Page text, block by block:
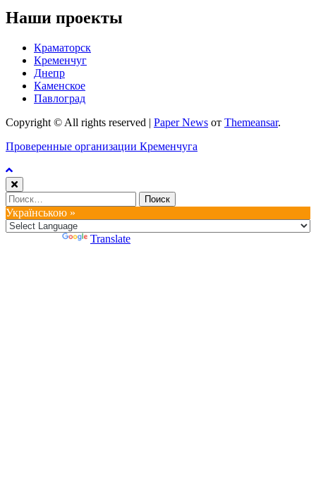
Наши проекты
Краматорск
Кременчуг
Днепр
Каменское
Павлоград
Copyright © All rights reserved | Paper News от Themeansar.
Проверенные организации Кременчуга
Найти:
Українською »
Translate